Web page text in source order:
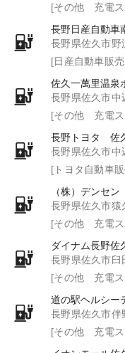
[その他 充電ス
長野日産自動車
長野県佐久市野
[日産自動車販
佐久一萬里温泉
長野県佐久市中
[その他 充電ス
長野トヨタ 佐
長野県佐久市中
[トヨタ自動車
（株）デンセ
長野県佐久市猿
[その他 充電ス
ダイナム長野佐
長野県佐久市臼
[その他 充電ス
道の駅ヘルシー
長野県佐久市伴
[その他 充電ス